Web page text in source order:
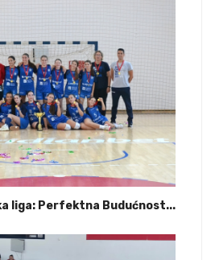
liga: Perfektna Budućnost...